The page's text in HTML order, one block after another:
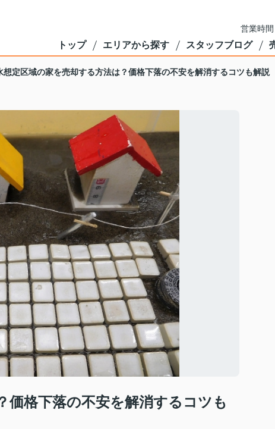
営業時
トップ エリアから探す スタッフブログ
想定区域の家を売却する方法は？価格下落の不安を解消するコツも解説
価格下落の不安を解消するコツも